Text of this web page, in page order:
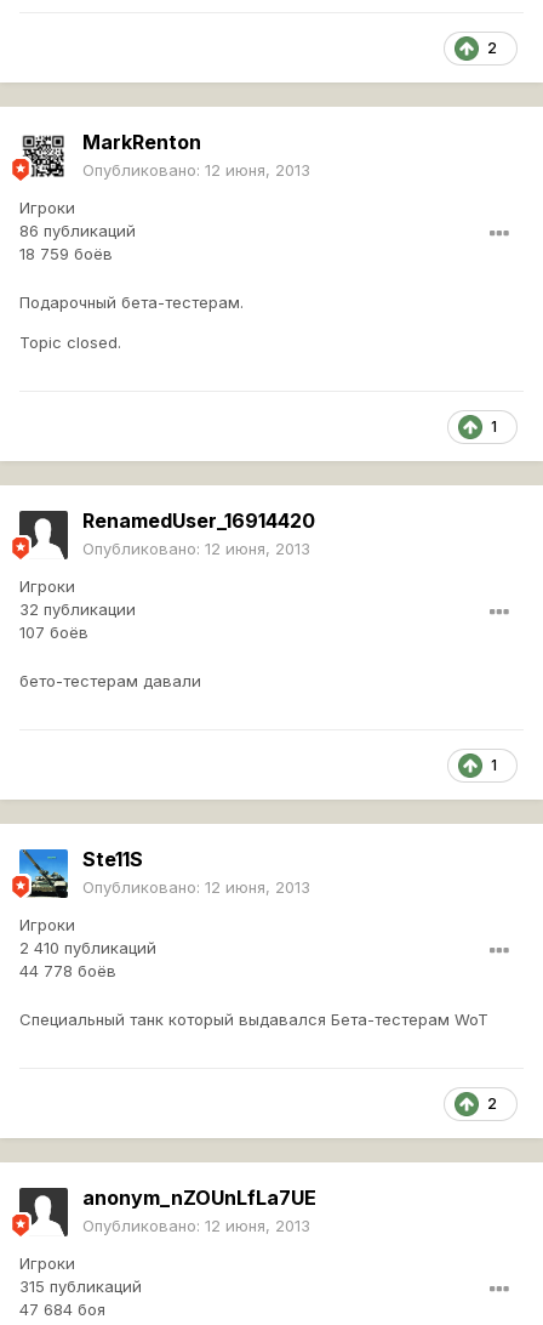
2
MarkRenton
Опубликовано: 12 июня, 2013
Игроки
86 публикаций
18 759 боёв
Подарочный бета-тестерам.
Topic closed.
1
RenamedUser_16914420
Опубликовано: 12 июня, 2013
Игроки
32 публикации
107 боёв
бето-тестерам давали
1
Ste11S
Опубликовано: 12 июня, 2013
Игроки
2 410 публикаций
44 778 боёв
Специальный танк который выдавался Бета-тестерам WoT
2
anonym_nZOUnLfLa7UE
Опубликовано: 12 июня, 2013
Игроки
315 публикаций
47 684 боя